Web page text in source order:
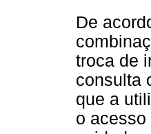
De
troca de
consulta
que a
o